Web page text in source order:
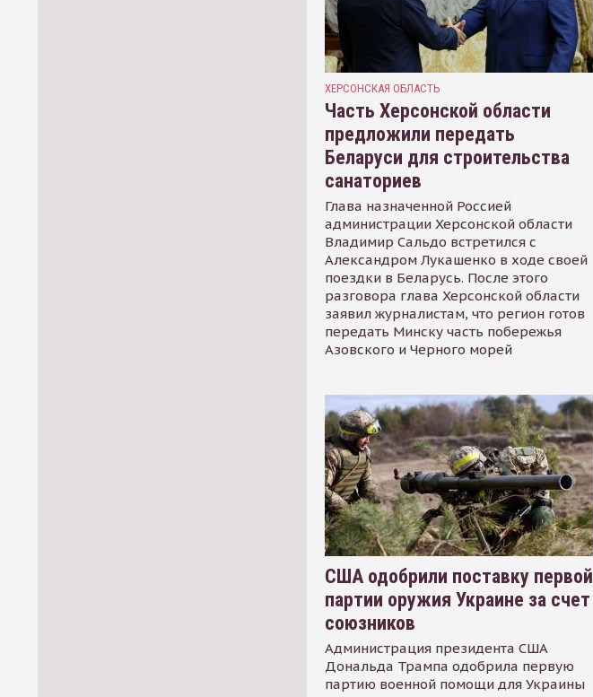
ХЕРСОНСКАЯ ОБЛАСТЬ
Часть Херсонской области
предложили передать
Беларуси для строительства
санаториев
Глава назначенной Россией
администрации Херсонской области
Владимир Сальдо встретился с
Александром Лукашенко в ходе своей
поездки в Беларусь. После этого
разговора глава Херсонской области
заявил журналистам, что регион готов
передать Минску часть побережья
Азовского и Черного морей
США одобрили поставку первой
партии оружия Украине за счет
союзников
Администрация президента США
Дональда Трампа одобрила первую
партию военной помощи для Украины